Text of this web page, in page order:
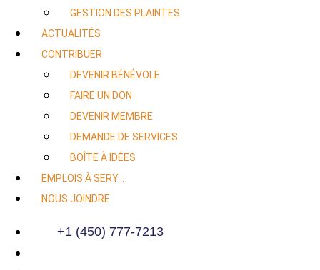
GESTION DES PLAINTES
ACTUALITÉS
CONTRIBUER
DEVENIR BÉNÉVOLE
FAIRE UN DON
DEVENIR MEMBRE
DEMANDE DE SERVICES
BOÎTE À IDÉES
EMPLOIS À SERY…
NOUS JOINDRE
+1 (450) 777-7213